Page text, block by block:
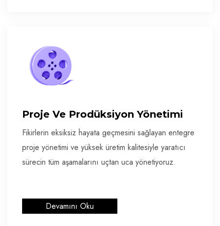
Proje Ve Prodüksiyon Yönetimi
Fikirlerin eksiksiz hayata geçmesini sağlayan entegre
proje yönetimi ve yüksek üretim kalitesiyle yaratıcı
sürecin tüm aşamalarını uçtan uca yönetiyoruz.
Devamını Oku